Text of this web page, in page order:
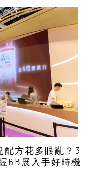
配方花多眼亂？3
BB展入手好時機